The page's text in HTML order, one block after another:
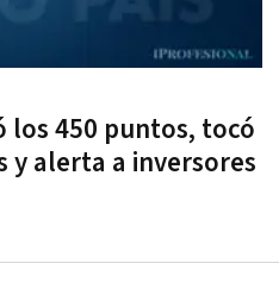
los 450 puntos, tocó
y alerta a inversores